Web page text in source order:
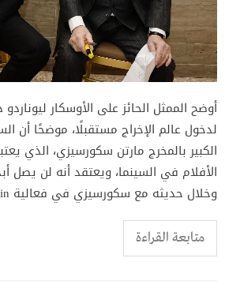
أوضح الممثل الحائز على الأوسكار
لدخول عالم الإخراج مستقبلًا، موضحًا أن
الكبير بالمخرج مارتن سكورسيزي، الذي
الأفلام في السينما، ويعتقد أنه لن يصل
وخلال حديثه مع سكورسيزي في فعالية A Year in
متابعة القراءة